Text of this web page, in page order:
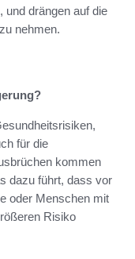
und drängen auf die
nehmen.
für die
kommen
dazu führt, dass vor
oder Menschen mit
Risiko